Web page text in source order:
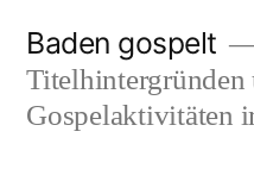
Inhalt
springen
Baden gospelt
Titelhintergründen
Gospelaktivitäten